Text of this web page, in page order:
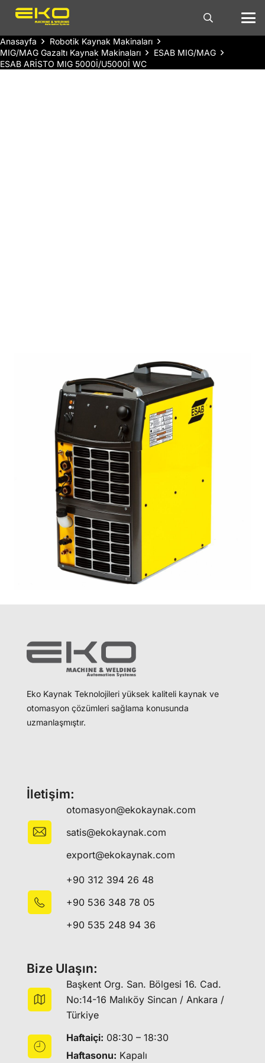
Anasayfa
Robotik Kaynak Makinaları
MIG/MAG Gazaltı Kaynak Makinaları
ESAB MIG/MAG
ESAB ARİSTO MIG 5000İ/U5000İ WC
Eko Kaynak Teknolojileri yüksek kaliteli kaynak ve
otomasyon çözümleri sağlama konusunda
uzmanlaşmıştır.
İletişim:
otomasyon@ekokaynak.com
satis@ekokaynak.com
export@ekokaynak.com
+90 312 394 26 48
+90 536 348 78 05
+90 535 248 94 36
Bize Ulaşın:
Başkent Org. San. Bölgesi 16. Cad.
No:14-16 Malıköy Sincan / Ankara /
Türkiye
Haftaiçi: 08:30 – 18:30
Haftasonu: Kapalı